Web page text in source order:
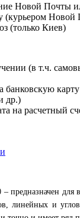
Новой Почты
(курьером Новой
(только Киев)
(в т.ч.
банковскую
др.)
на расчетный
предназначен для
линейных и